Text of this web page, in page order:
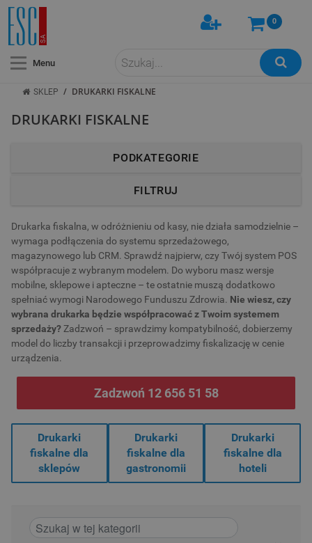
Menu
0
SKLEP / DRUKARKI FISKALNE
PODKATEGORIE
FILTRUJ
DRUKARKI FISKALNE
Drukarka fiskalna, w odróżnieniu od kasy, nie działa samodzielnie –
wymaga podłączenia do systemu sprzedażowego,
magazynowego lub CRM. Sprawdź najpierw, czy Twój system POS
współpracuje z wybranym modelem. Do wyboru masz wersje
mobilne, sklepowe i apteczne – te ostatnie muszą dodatkowo
spełniać wymogi Narodowego Funduszu Zdrowia. Nie wiesz, czy
wybrana drukarka będzie współpracować z Twoim systemem
sprzedaży?Zadzwoń – sprawdzimy kompatybilność, dobierzemy
model do liczby transakcji i przeprowadzimy fiskalizację w cenie
urządzenia.
Zadzwoń 12 656 51 58
Drukarki
fiskalne dla
sklepów
Drukarki
fiskalne dla
gastronomii
Drukarki
fiskalne dla
hoteli